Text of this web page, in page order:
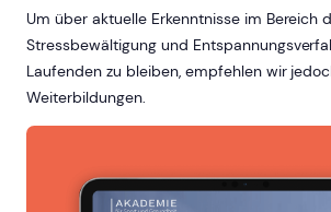
Um über aktuelle Erkenntnisse im Bereich
Stressbewältigung und
Laufenden zu bleiben, empfehlen wir
Weiterbildungen.